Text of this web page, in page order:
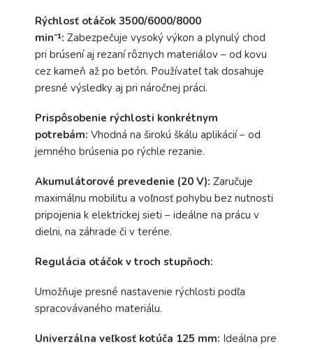
Rýchlosť otáčok 3500/6000/8000
min⁻¹: Zabezpečuje vysoký výkon a plynulý chod
pri brúsení aj rezaní rôznych materiálov – od kovu
cez kameň až po betón. Používateľ tak dosahuje
presné výsledky aj pri náročnej práci.
Prispôsobenie rýchlosti konkrétnym
potrebám: Vhodná na širokú škálu aplikácií – od
jemného brúsenia po rýchle rezanie.
Akumulátorové prevedenie (20 V): Zaručuje
maximálnu mobilitu a voľnosť pohybu bez nutnosti
pripojenia k elektrickej sieti – ideálne na prácu v
dielni, na záhrade či v teréne.
Regulácia otáčok v troch stupňoch:
Umožňuje presné nastavenie rýchlosti podľa
spracovávaného materiálu.
Univerzálna veľkosť kotúča 125 mm: Ideálna pre